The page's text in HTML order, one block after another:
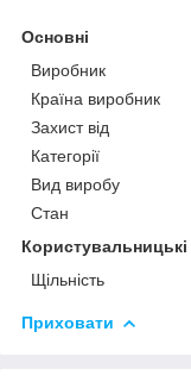
Основні
Виробник
Країна виробник
Захист від
Категорії
Вид виробу
Стан
Щільність
Приховати